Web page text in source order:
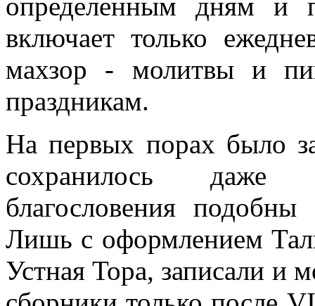
определенным дням
включает только
махзор - молитвы и
праздникам.
На первых порах было
сохранилось даже
благословения
Лишь с оформлением
Устная Тора, записали и